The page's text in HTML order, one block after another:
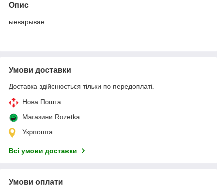
Опис
ыеварывае
Умови доставки
Доставка здійснюється тільки по передоплаті.
Нова Пошта
Магазини Rozetka
Укрпошта
Всі умови доставки
Умови оплати